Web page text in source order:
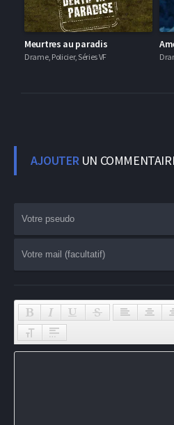
Meurtres au paradis
Drame, Policier, Séries VF
AJOUTER UN